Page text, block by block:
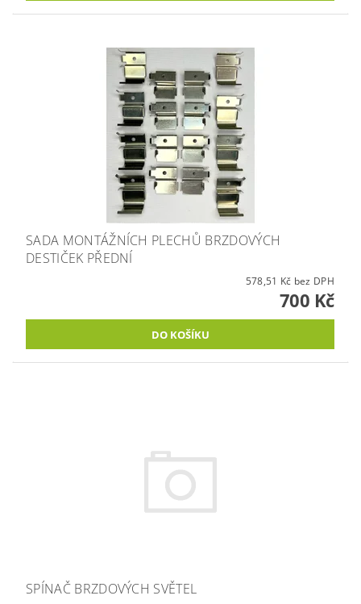
SADA MONTÁŽNÍCH PLECHŮ BRZDOVÝCH
DESTIČEK PŘEDNÍ
578,51 Kč bez DPH
700 Kč
SPÍNAČ BRZDOVÝCH SVĚTEL